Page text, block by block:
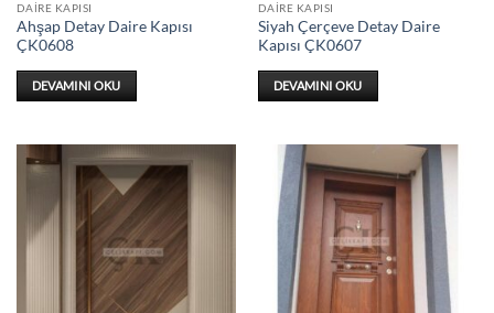
DAIRE KAPISI
Ahşap Detay Daire Kapısı
ÇK0608
DEVAMINI OKU
DAIRE KAPISI
Siyah Çerçeve Detay Daire
Kapısı ÇK0607
DEVAMINI OKU